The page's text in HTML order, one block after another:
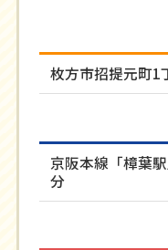
枚方市招提元町1
京阪本線「樟葉
分